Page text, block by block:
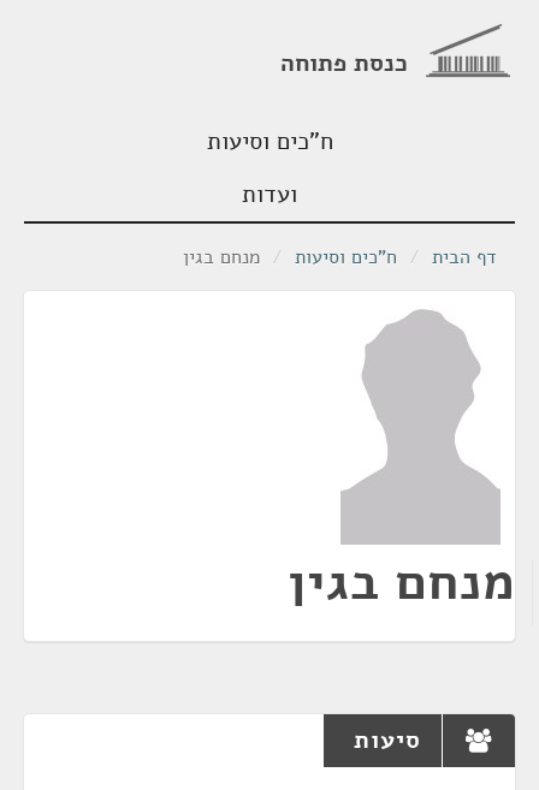
כנסת פתוחה
ח"כים וסיעות
ועדות
דף הבית / ח"כים וסיעות / מנחם בגין
מנחם בגין
סיעות